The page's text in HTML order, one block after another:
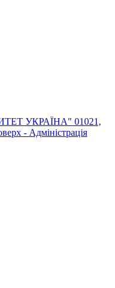
УКРАЇНА" 01021,
- Адміністрація